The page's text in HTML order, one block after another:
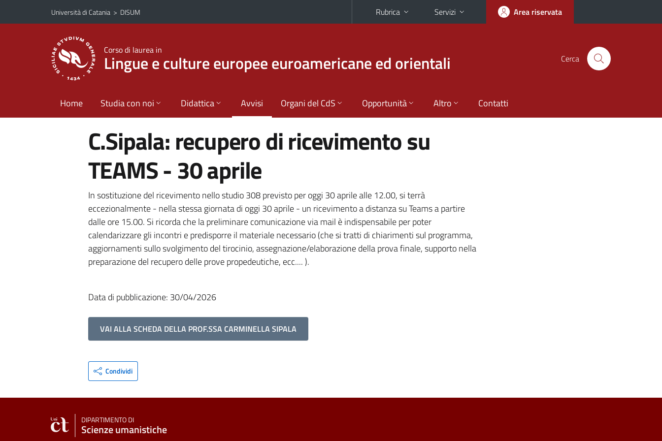
Vai al contenuto principale
Vai al menu di navigazione
Università di Catania > DISUM Rubrica Servizi Area riservata
Corso di laurea in
Lingue e culture europee euroamericane ed orientali Cerca
Home Studia con noi Didattica Avvisi Organi del CdS Opportunità Altro Contatti
C.Sipala: recupero di ricevimento su
TEAMS - 30 aprile
In sostituzione del ricevimento nello studio 308 previsto per oggi 30 aprile alle 12.00, si terrà
eccezionalmente - nella stessa giornata di oggi 30 aprile - un ricevimento a distanza su Teams a partire
dalle ore 15.00. Si ricorda che la preliminare comunicazione via mail è indispensabile per poter
calendarizzare gli incontri e predisporre il materiale necessario (che si tratti di chiarimenti sul programma,
aggiornamenti sullo svolgimento del tirocinio, assegnazione/elaborazione della prova finale, supporto nella
preparazione del recupero delle prove propedeutiche, ecc.... ).
Data di pubblicazione: 30/04/2026
VAI ALLA SCHEDA DELLA PROF.SSA CARMINELLA SIPALA
Condividi
DIPARTIMENTO DI
Scienze umanistiche